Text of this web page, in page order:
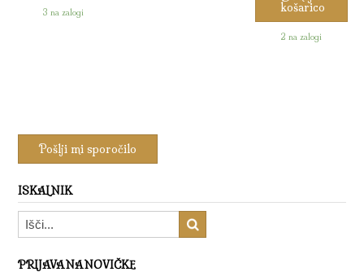
3 na zalogi košarico
2 na zalogi
ISKALNIK
PRIJAVA NA NOVIČKE